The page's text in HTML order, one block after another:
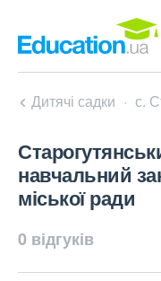
Дитячі садки с.
навчальний
міської ради
0 відгуків